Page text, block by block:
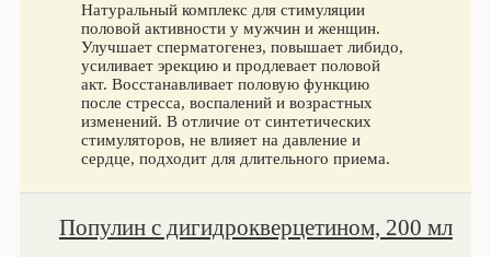
Натуральный комплекс для стимуляции
половой активности у мужчин и женщин.
Улучшает сперматогенез, повышает либидо,
усиливает эрекцию и продлевает половой
акт. Восстанавливает половую функцию
после стресса, воспалений и возрастных
изменений. В отличие от синтетических
стимуляторов, не влияет на давление и
сердце, подходит для длительного приема.
Популин с дигидрокверцетином, 200 мл